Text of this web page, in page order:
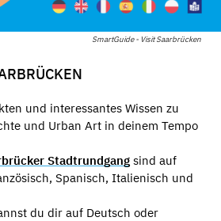
SmartGuide - Visit Saarbrücken
und interessantes Wissen zu
und Urban Art in deinem Tempo
Stadtrundgang sind auf
Spanisch, Italienisch und
du dir auf Deutsch oder